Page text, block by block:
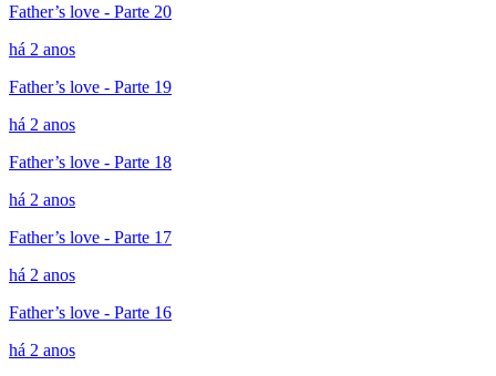
Father’s love - Parte 20
há 2 anos
Father’s love - Parte 19
há 2 anos
Father’s love - Parte 18
há 2 anos
Father’s love - Parte 17
há 2 anos
Father’s love - Parte 16
há 2 anos